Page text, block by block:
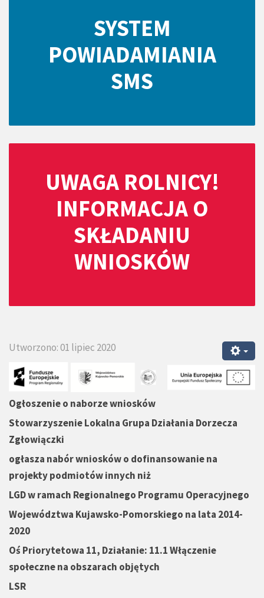
SYSTEM
POWIADAMIANIA
SMS
UWAGA ROLNICY!
INFORMACJA O
SKŁADANIU
WNIOSKÓW
Utworzono: 01 lipiec 2020
Ogłoszenie o naborze wniosków
Stowarzyszenie Lokalna Grupa Działania Dorzecza
Zgłowiączki
ogłasza nabór wniosków o dofinansowanie na
projekty podmiotów innych niż
LGD w ramach Regionalnego Programu Operacyjnego
Województwa Kujawsko-Pomorskiego na lata 2014-
2020
Oś Priorytetowa 11, Działanie: 11.1 Włączenie
społeczne na obszarach objętych
LSR